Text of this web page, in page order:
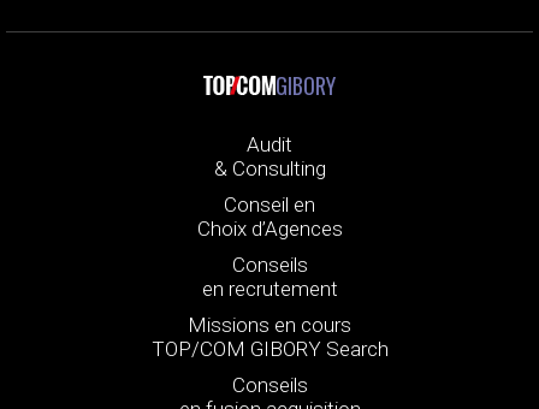
GIBORY
Audit
& Consulting
Conseil en
Choix d’Agences
Conseils
en recrutement
Missions en cours
TOP/COM GIBORY Search
Conseils